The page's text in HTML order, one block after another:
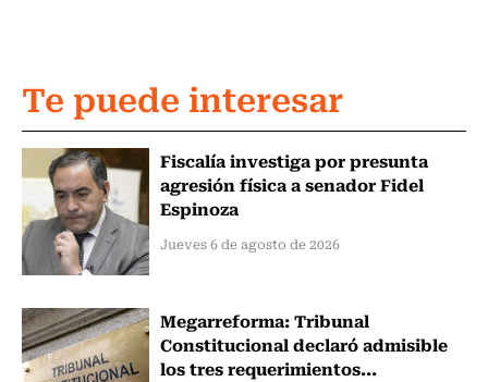
Te puede interesar
Fiscalía investiga por presunta
agresión física a senador Fidel
Espinoza
Jueves 6 de agosto de 2026
Megarreforma: Tribunal
Constitucional declaró admisible
los tres requerimientos...